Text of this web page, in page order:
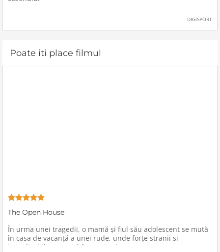
DIGISPORT
Poate iti place filmul
The Open House
În urma unei tragedii, o mamă şi fiul său adolescent se mută
în casa de vacanţă a unei rude, unde forţe stranii si
inexplicabile conspiră împotriva lor.